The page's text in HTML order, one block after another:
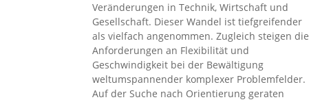
Veränderungen in Technik, Wirtschaft und
Gesellschaft. Dieser Wandel ist tiefgreifender
als vielfach angenommen. Zugleich steigen die
Anforderungen an Flexibilität und
Geschwindigkeit bei der Bewältigung
weltumspannender komplexer Problemfelder.
Auf der Suche nach Orientierung geraten